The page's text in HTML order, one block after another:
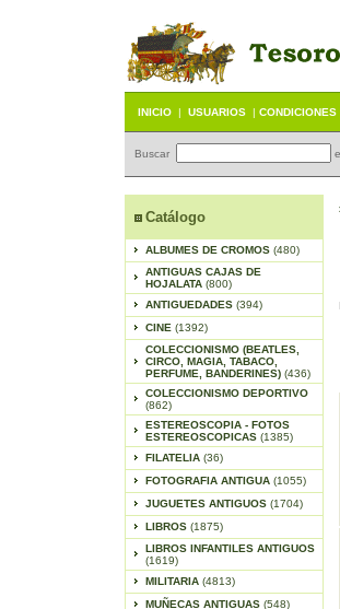
INICIO | USUARIOS | CONDICIONES
Buscar
Catálogo
ALBUMES DE CROMOS (480)
ANTIGUAS CAJAS DE
HOJALATA (800)
ANTIGUEDADES (394)
CINE (1392)
COLECCIONISMO (BEATLES,
CIRCO, MAGIA, TABACO,
PERFUME, BANDERINES) (436)
COLECCIONISMO DEPORTIVO
(862)
ESTEREOSCOPIA - FOTOS
ESTEREOSCOPICAS (1385)
FILATELIA (36)
FOTOGRAFIA ANTIGUA (1055)
JUGUETES ANTIGUOS (1704)
LIBROS (1875)
LIBROS INFANTILES ANTIGUOS
(1619)
MILITARIA (4813)
MUÑECAS ANTIGUAS (548)